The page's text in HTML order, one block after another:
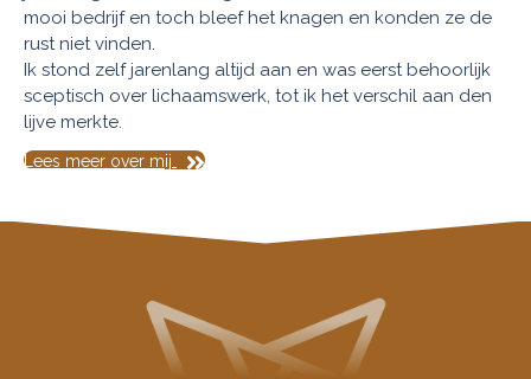
mooi bedrijf en toch bleef het knagen en konden ze de
rust niet vinden.
Ik stond zelf jarenlang altijd aan en was eerst behoorlijk
sceptisch over lichaamswerk, tot ik het verschil aan den
lijve merkte.
Lees meer over mij